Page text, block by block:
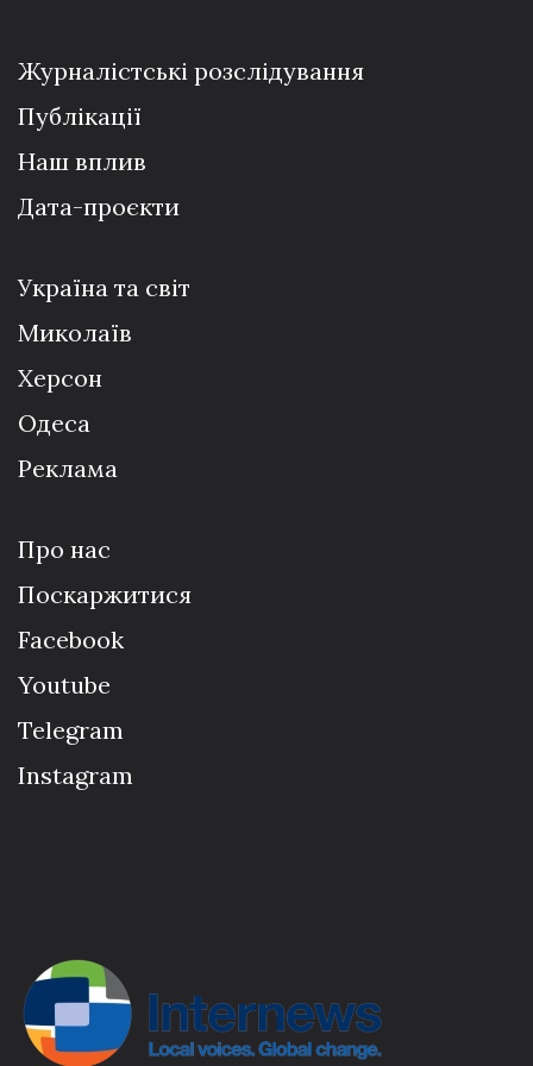
Журналістські розслідування
Публікації
Наш вплив
Дата-проєкти
Україна та світ
Миколаїв
Херсон
Одеса
Реклама
Про нас
Поскаржитися
Facebook
Youtube
Telegram
Instagram